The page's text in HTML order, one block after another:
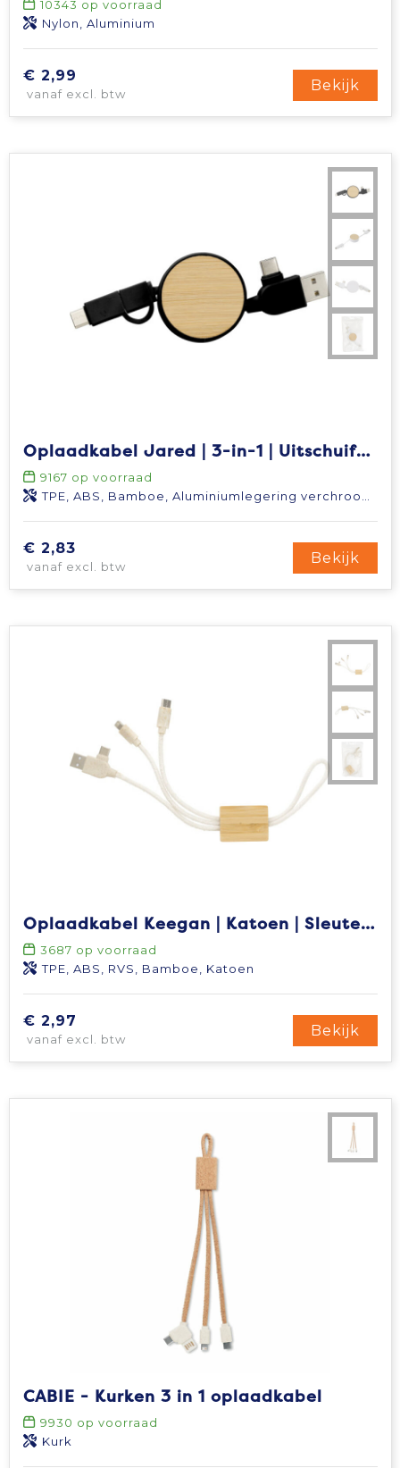
10343 op voorraad
Nylon, Aluminium
€ 2,99
vanaf excl. btw
Bekijk
Oplaadkabel Jared | 3-in-1 | Uitschuifbaar
9167 op voorraad
TPE, ABS, Bamboe, Aluminiumlegering verchroomd
€ 2,83
vanaf excl. btw
Bekijk
Oplaadkabel Keegan | Katoen | Sleutelhanger
3687 op voorraad
TPE, ABS, RVS, Bamboe, Katoen
€ 2,97
vanaf excl. btw
Bekijk
CABIE - Kurken 3 in 1 oplaadkabel
9930 op voorraad
Kurk